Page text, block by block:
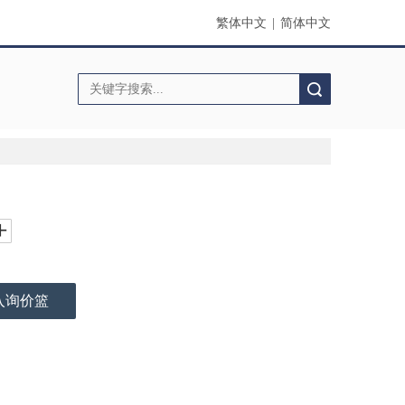
繁体中文 简体中文
询价篮